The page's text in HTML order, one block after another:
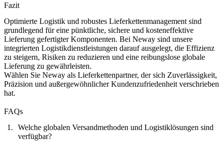
Fazit
Optimierte Logistik und robustes Lieferkettenmanagement sind
grundlegend für eine pünktliche, sichere und kosteneffektive
Lieferung gefertigter Komponenten. Bei Neway sind unsere
integrierten Logistikdienstleistungen darauf ausgelegt, die Effizienz
zu steigern, Risiken zu reduzieren und eine reibungslose globale
Lieferung zu gewährleisten.
Wählen Sie Neway als Lieferkettenpartner, der sich Zuverlässigkeit,
Präzision und außergewöhnlicher Kundenzufriedenheit verschrieben
hat.
FAQs
Welche globalen Versandmethoden und Logistiklösungen sind
verfügbar?